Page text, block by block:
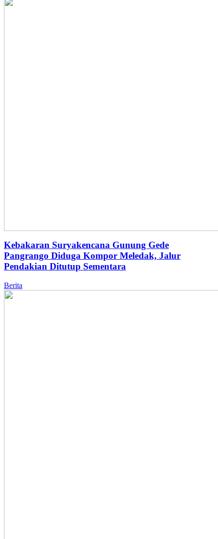
Kebakaran Suryakencana Gunung Gede
Pangrango Diduga Kompor Meledak, Jalur
Pendakian Ditutup Sementara
Berita